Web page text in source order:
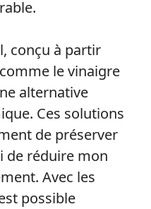
conçu à partir
le vinaigre
alternative
Ces solutions
de préserver
de réduire mon
Avec les
possible